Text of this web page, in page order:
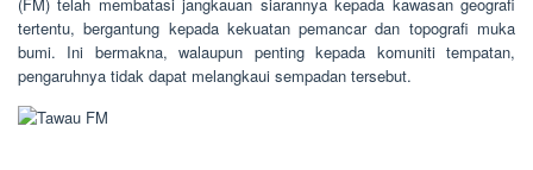
tertentu, bergantung kepada kekuatan pemancar dan topografi muka
bumi. Ini bermakna, walaupun penting kepada komuniti tempatan,
pengaruhnya tidak dapat melangkaui sempadan tersebut.